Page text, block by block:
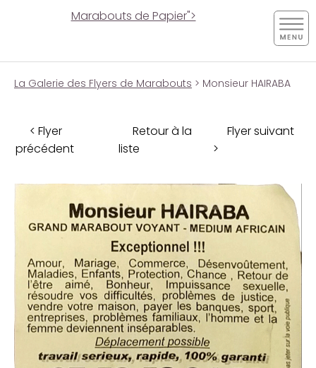
Marabouts de Papier">
La Galerie des Flyers de Marabouts > Monsieur HAIRABA
< Flyer
précédent
Retour à la
liste
Flyer suivant
>